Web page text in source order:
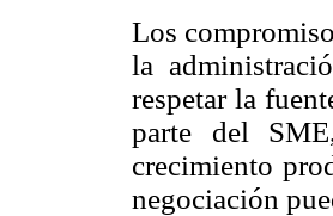
Los
la
respetar la
parte del
crecimiento
negociación